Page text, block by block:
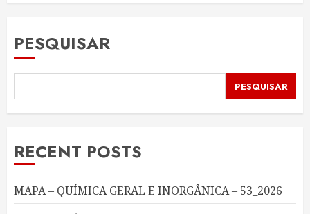
PESQUISAR
PESQUISAR
RECENT POSTS
MAPA – QUÍMICA GERAL E INORGÂNICA – 53_2026